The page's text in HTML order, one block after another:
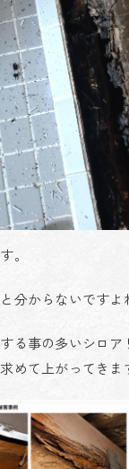
。
分からないですよ
る事の多いシロア
めて上がってきま